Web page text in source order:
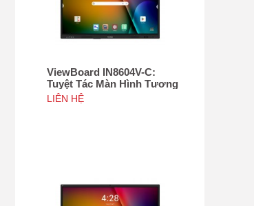
ViewBoard IN8604V-C:
Tuyệt Tác Màn Hình Tương
Tác 86", Tích hợp camera
4K độ phân giải 50MP, NFC
LIÊN HỆ